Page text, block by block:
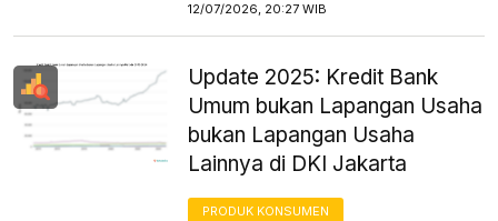
12/07/2026, 20:27 WIB
Update 2025: Kredit Bank
Umum bukan Lapangan Usaha
bukan Lapangan Usaha
Lainnya di DKI Jakarta
PRODUK KONSUMEN